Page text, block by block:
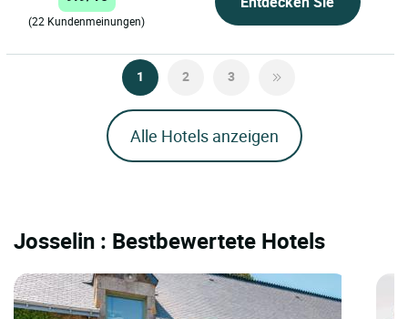
(22 Kundenmeinungen)
1 2 3
Alle Hotels anzeigen
Josselin : Bestbewertete Hotels